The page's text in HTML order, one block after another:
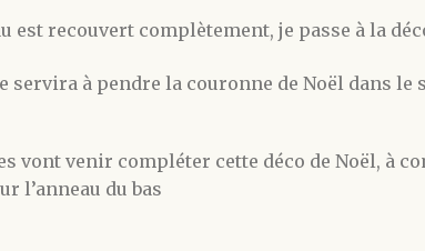
est recouvert complètement, je passe à la
servira à pendre la couronne de Noël dans
vont venir compléter cette déco de Noël, à
l’anneau du bas